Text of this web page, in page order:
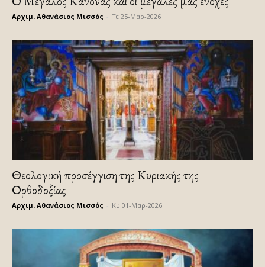
Αρχιμ. Αθανάσιος Μισσός Τε 25-Μαρ-2026
Θεολογική προσέγγιση της Κυριακής της
Ορθοδοξίας
Αρχιμ. Αθανάσιος Μισσός Κυ 01-Μαρ-2026